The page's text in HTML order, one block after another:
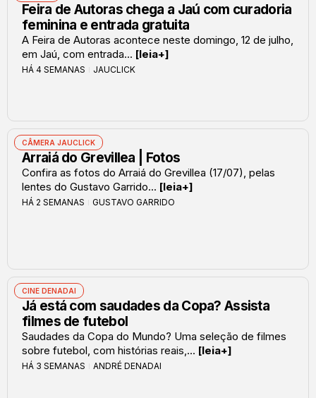
Feira de Autoras chega a Jaú com curadoria
feminina e entrada gratuita
A Feira de Autoras acontece neste domingo, 12 de julho,
em Jaú, com entrada... [leia+]
HÁ 4 SEMANAS JAUCLICK
CÂMERA JAUCLICK
Arraiá do Grevillea | Fotos
Confira as fotos do Arraiá do Grevillea (17/07), pelas
lentes do Gustavo Garrido... [leia+]
HÁ 2 SEMANAS GUSTAVO GARRIDO
CINE DENADAI
Já está com saudades da Copa? Assista
filmes de futebol
Saudades da Copa do Mundo? Uma seleção de filmes
sobre futebol, com histórias reais,... [leia+]
HÁ 3 SEMANAS ANDRÉ DENADAI